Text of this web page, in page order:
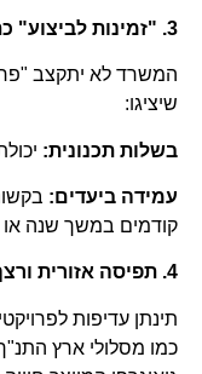
3. "זמינות לביצוע" כתנאי סף
המשרד לא יתקצב
שיציגו:
בשלות תכנונית:
עמידה ביעדים:
קודמים במשך שנה או
4. תפיסה אזורית ורצף תיירותי
תינתן עדיפות
כמו מסלולי ארץ